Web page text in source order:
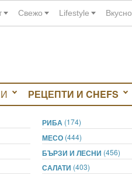
Свежо Lifestyle Вкусно
РЕЦЕПТИ И CHEFS
РИБА (174)
МЕСО (444)
БЪРЗИ И ЛЕСНИ (456)
САЛАТИ (403)